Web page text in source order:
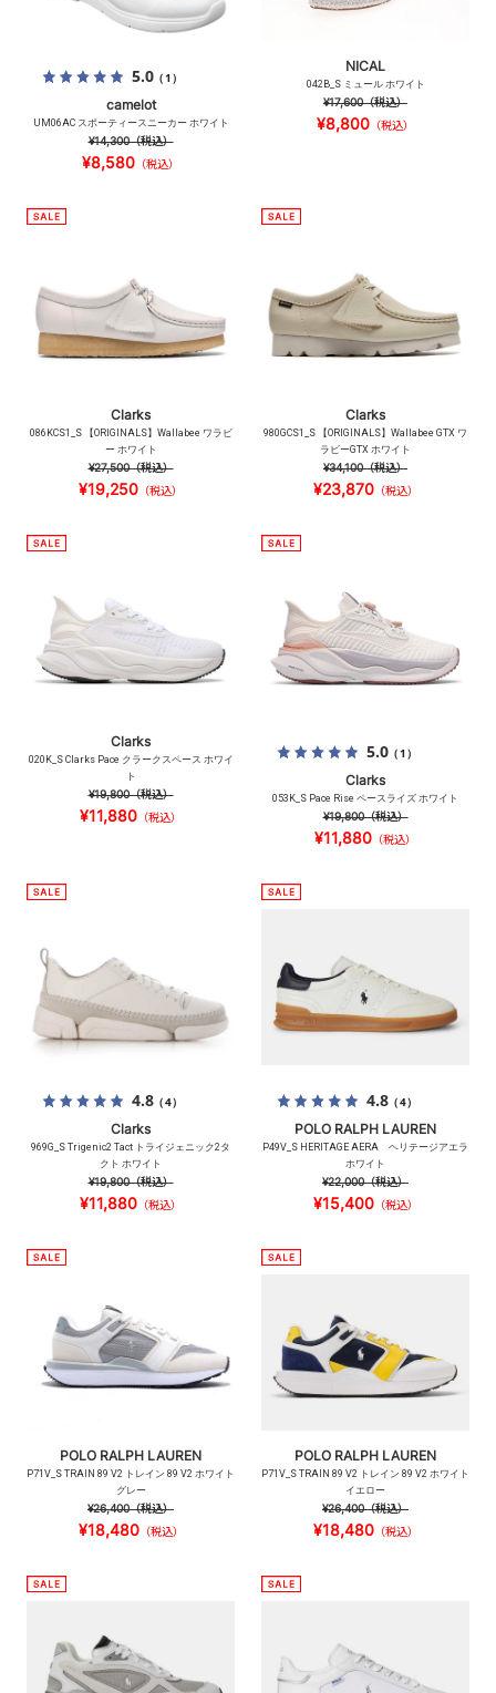
5.0（1）
camelot
UM06AC スポーティースニーカー ホワイト
¥14,300（税込）
¥8,580 （税込）
NICAL
042B_S ミュール ホワイト
¥17,600（税込）
¥8,800 （税込）
Clarks
086KCS1_S 【ORIGINALS】Wallabee ワラビ
ー ホワイト
¥27,500（税込）
¥19,250 （税込）
Clarks
980GCS1_S 【ORIGINALS】Wallabee GTX ワ
ラビーGTX ホワイト
¥34,100（税込）
¥23,870（税込）
Clarks
020K_S Clarks Pace クラークスペース ホワイ
ト
¥19,800（税込）
¥11,880 （税込）
5.0（1）
Clarks
053K_S Pace Rise ペースライズ ホワイト
¥19,800（税込）
¥11,880 （税込）
4.8（4）
Clarks
969G_S Trigenic2 Tact トライジェニック2タ
クト ホワイト
¥19,800（税込）
¥11,880 （税込）
4.8（4）
POLO RALPH LAUREN
P49V_S HERITAGE AERA ヘリテージアエラ
ホワイト
¥22,000（税込）
¥15,400（税込）
POLO RALPH LAUREN
P71V_S TRAIN 89 V2 トレイン 89 V2 ホワイト
グレー
¥26,400（税込）
¥18,480（税込）
POLO RALPH LAUREN
P71V_S TRAIN 89 V2 トレイン 89 V2 ホワイト
イエロー
¥26,400（税込）
¥18,480（税込）